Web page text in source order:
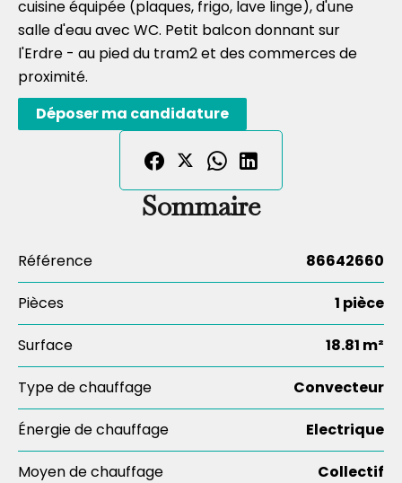
cuisine équipée (plaques, frigo, lave linge), d'une
salle d'eau avec WC. Petit balcon donnant sur
l'Erdre - au pied du tram2 et des commerces de
proximité.
Déposer ma candidature
Sommaire
Référence 86642660
Pièces 1 pièce
Surface 18.81 m²
Type de chauffage Convecteur
Énergie de chauffage Electrique
Moyen de chauffage Collectif